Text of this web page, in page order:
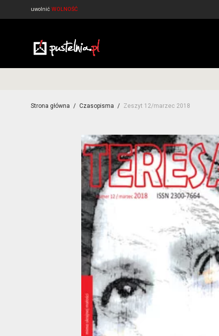
uwolnić WOLNOŚĆ
Strona główna / Czasopisma / Zeszyt 12/marzec 2018